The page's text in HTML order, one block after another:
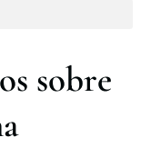
sobre